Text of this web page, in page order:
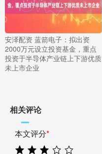
安泽配资 蓝箭电子：拟出资
2000万元设立投资基金，重点
投资于半导体产业链上下游优质
未上市企业
相关评论
本文评分*